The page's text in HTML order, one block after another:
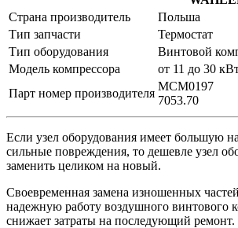
Страна производитель
Польша
Тип запчасти
Термостат
Тип оборудования
Винтовой
Модель компрессора
от 11 до 30
Парт номер производителя
MCM0197
7053.70
Если узел оборудования имеет большую
сильные повреждения, то дешевле узел
заменить целиком на новый.
Своевременная замена изношенных
надежную работу воздушного винтового
снижает затраты на последующий ремонт.